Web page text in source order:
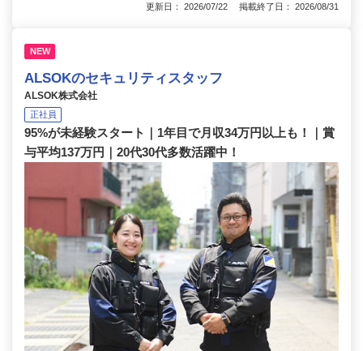
更新日： 2026/07/22 掲載終了日： 2026/08/31
NEW
ALSOKのセキュリティスタッフ
ALSOK株式会社
正社員
95%が未経験スタート｜1年目で月収34万円以上も！｜賞
与平均137万円｜20代30代多数活躍中！